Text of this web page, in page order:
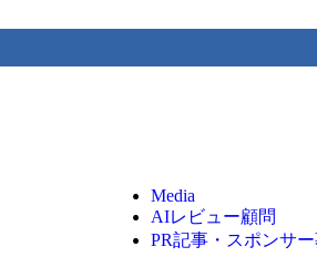
Media
AIレビュー顧問
PR記事・スポンサ